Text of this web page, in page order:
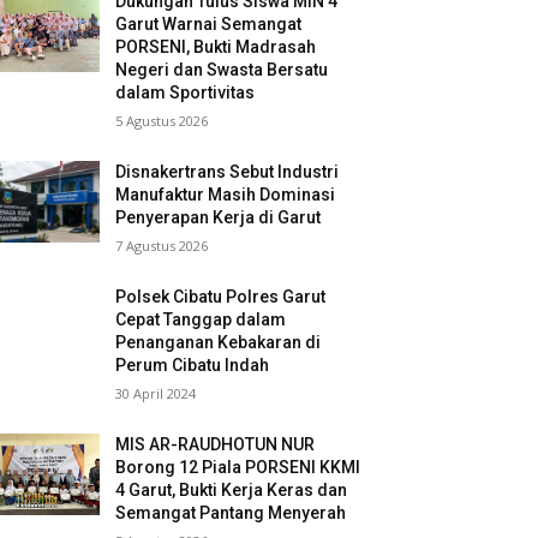
Garut Warnai Semangat
PORSENI, Bukti Madrasah
Negeri dan Swasta Bersatu
dalam Sportivitas
5 Agustus 2026
Disnakertrans Sebut Industri
Manufaktur Masih Dominasi
Penyerapan Kerja di Garut
7 Agustus 2026
Polsek Cibatu Polres Garut
Cepat Tanggap dalam
Penanganan Kebakaran di
Perum Cibatu Indah
30 April 2024
MIS AR-RAUDHOTUN NUR
Borong 12 Piala PORSENI KKMI
4 Garut, Bukti Kerja Keras dan
Semangat Pantang Menyerah